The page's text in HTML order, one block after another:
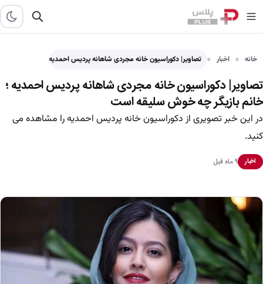
خانه اخبار تصاویر| دکوراسیون خانه مجردی شاهانه پردیس احمدیه ؛ خانم بازیگر…
تصاویر| دکوراسیون خانه مجردی شاهانه پردیس احمدیه ؛
خانم بازیگر چه خوش سلیقه است
در این خبر تصویری از دکوراسیون خانه پردیس احمدیه را مشاهده می
کنید.
اخبار ۹ ماه قبل